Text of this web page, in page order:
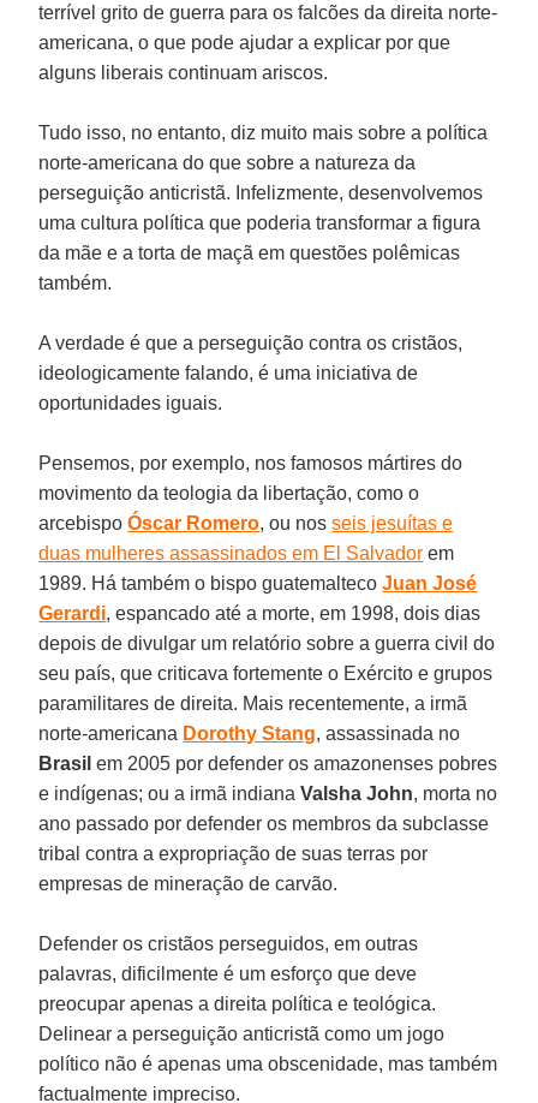
terrível grito de guerra para os falcões da direita norte-
americana, o que pode ajudar a explicar por que
alguns liberais continuam ariscos.
Tudo isso, no entanto, diz muito mais sobre a política
norte-americana do que sobre a natureza da
perseguição anticristã. Infelizmente, desenvolvemos
uma cultura política que poderia transformar a figura
da mãe e a torta de maçã em questões polêmicas
também.
A verdade é que a perseguição contra os cristãos,
ideologicamente falando, é uma iniciativa de
oportunidades iguais.
Pensemos, por exemplo, nos famosos mártires do
movimento da teologia da libertação, como o
arcebispoÓscar Romero, ou nosseis jesuítas e
duas mulheres assassinados em El Salvador em
1989. Há também o bispo guatemaltecoJuan José
Gerardi, espancado até a morte, em 1998, dois dias
depois de divulgar um relatório sobre a guerra civil do
seu país, que criticava fortemente o Exército e grupos
paramilitares de direita. Mais recentemente, a irmã
norte-americana Dorothy Stang, assassinada no
Brasilem 2005 por defender os amazonenses pobres
e indígenas; ou a irmã indianaValsha John, morta no
ano passado por defender os membros da subclasse
tribal contra a expropriação de suas terras por
empresas de mineração de carvão.
Defender os cristãos perseguidos, em outras
palavras, dificilmente é um esforço que deve
preocupar apenas a direita política e teológica.
Delinear a perseguição anticristã como um jogo
político não é apenas uma obscenidade, mas também
factualmente impreciso.